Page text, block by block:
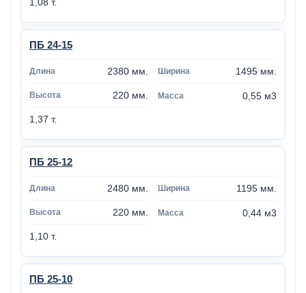
ПБ 24-15
2380 мм. 1495 мм.
220 мм. 0,55 м3
1,37 т.
ПБ 25-12
2480 мм. 1195 мм.
220 мм. 0,44 м3
1,10 т.
ПБ 25-10